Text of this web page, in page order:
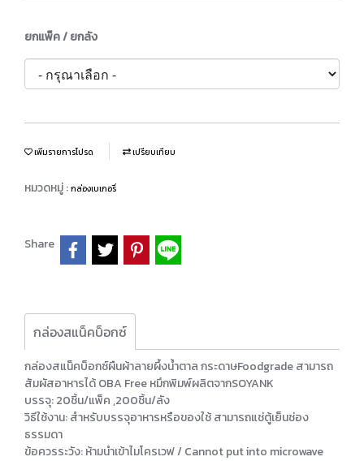
ยกแพ็ค / ยกลัง
เพิ่มรายการโปรด เปรียบเทียบ
หมวดหมู่ : กล่องเบเกอรี่
Share
กล่องสแน็คบ็อกซ์
กล่องสแน็คบ็อกซ์ผืนผ้าลายผึ้งน้ำตาล กระดาษFoodgrade สามารถ
สัมผัสอาหารได้ OBA Free หมึกพิมพ์ผลิตจากSOYANK
บรรจุ: 20ชิ้น/แพ็ค ,200ชิ้น/ลัง
วิธีใช้งาน: สำหรับบรรจุอาหารหรือของใช้ สามารถแช่ตู้เย็นช่อง
ธรรมดา
ข้อควรระวัง: ห้ามนำเข้าไมโครเวฟ / Cannot put into microwave